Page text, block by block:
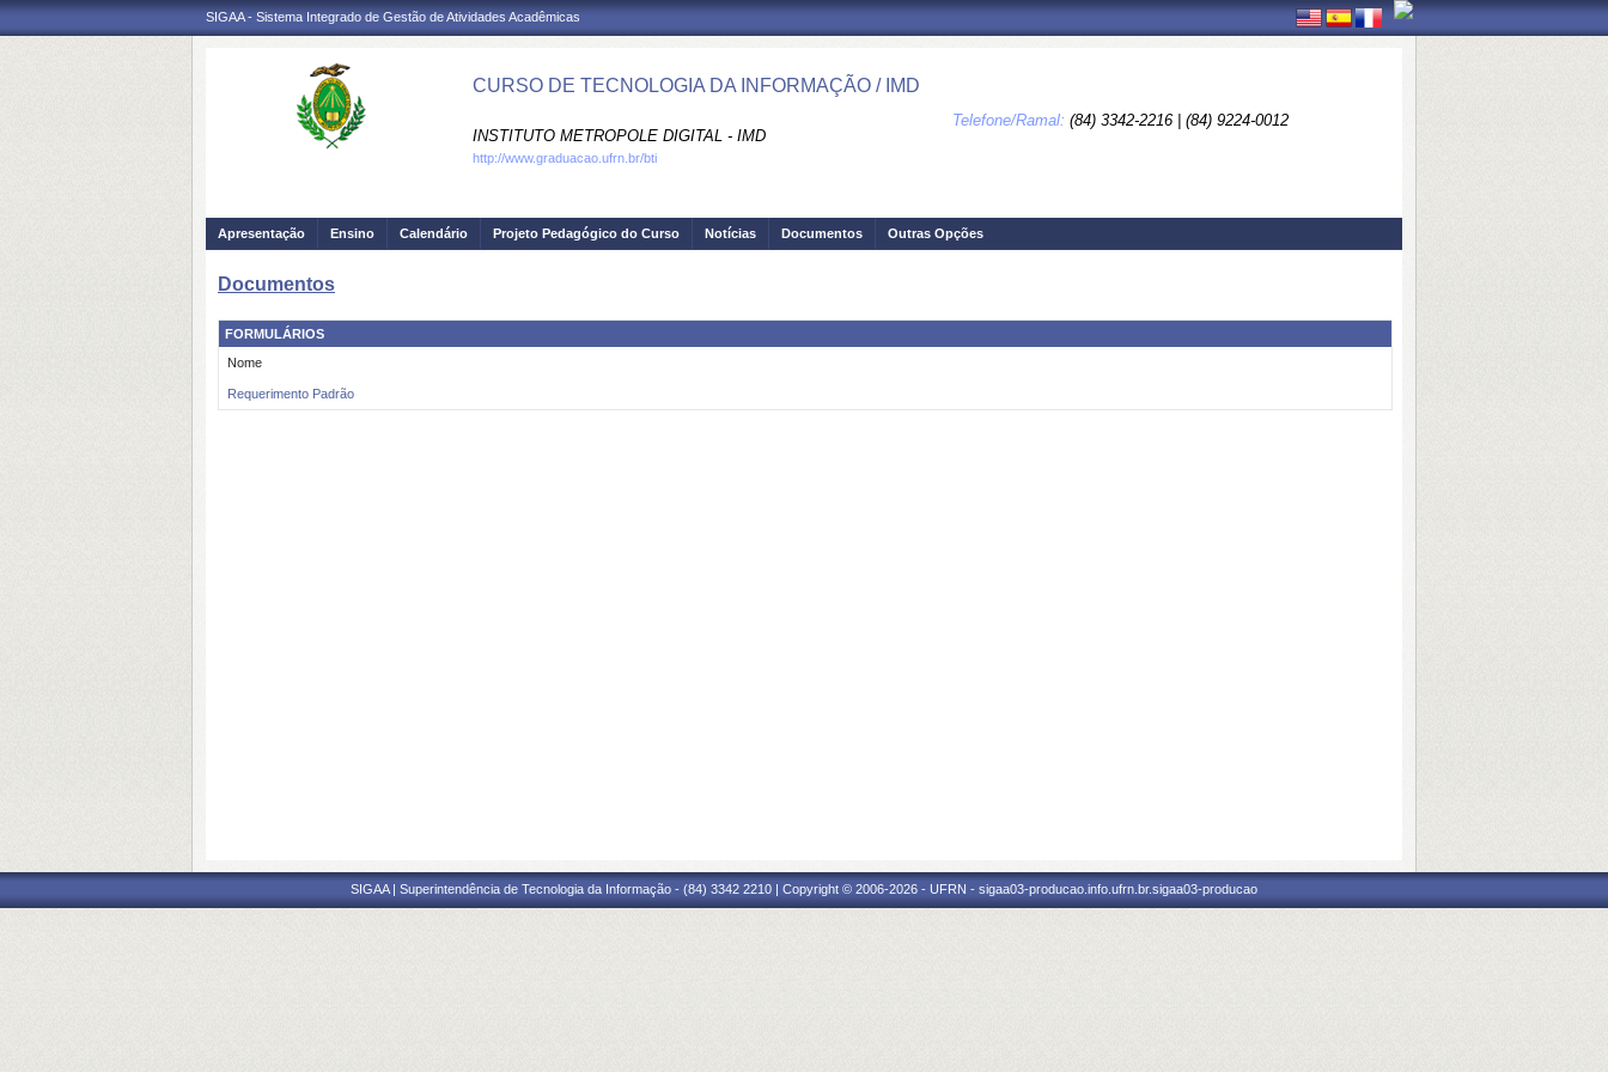
SIGAA - Sistema Integrado de Gestão de Atividades Acadêmicas
CURSO DE TECNOLOGIA DA INFORMAÇÃO / IMD
INSTITUTO METROPOLE DIGITAL - IMD
Telefone/Ramal: (84) 3342-2216 | (84) 9224-0012
http://www.graduacao.ufrn.br/bti
Apresentação Ensino Calendário Projeto Pedagógico do Curso Notícias Documentos Outras Opções
Documentos
FORMULÁRIOS
Nome
Requerimento Padrão
SIGAA | Superintendência de Tecnologia da Informação - (84) 3342 2210 | Copyright © 2006-2026 - UFRN - sigaa03-producao.info.ufrn.br.sigaa03-producao